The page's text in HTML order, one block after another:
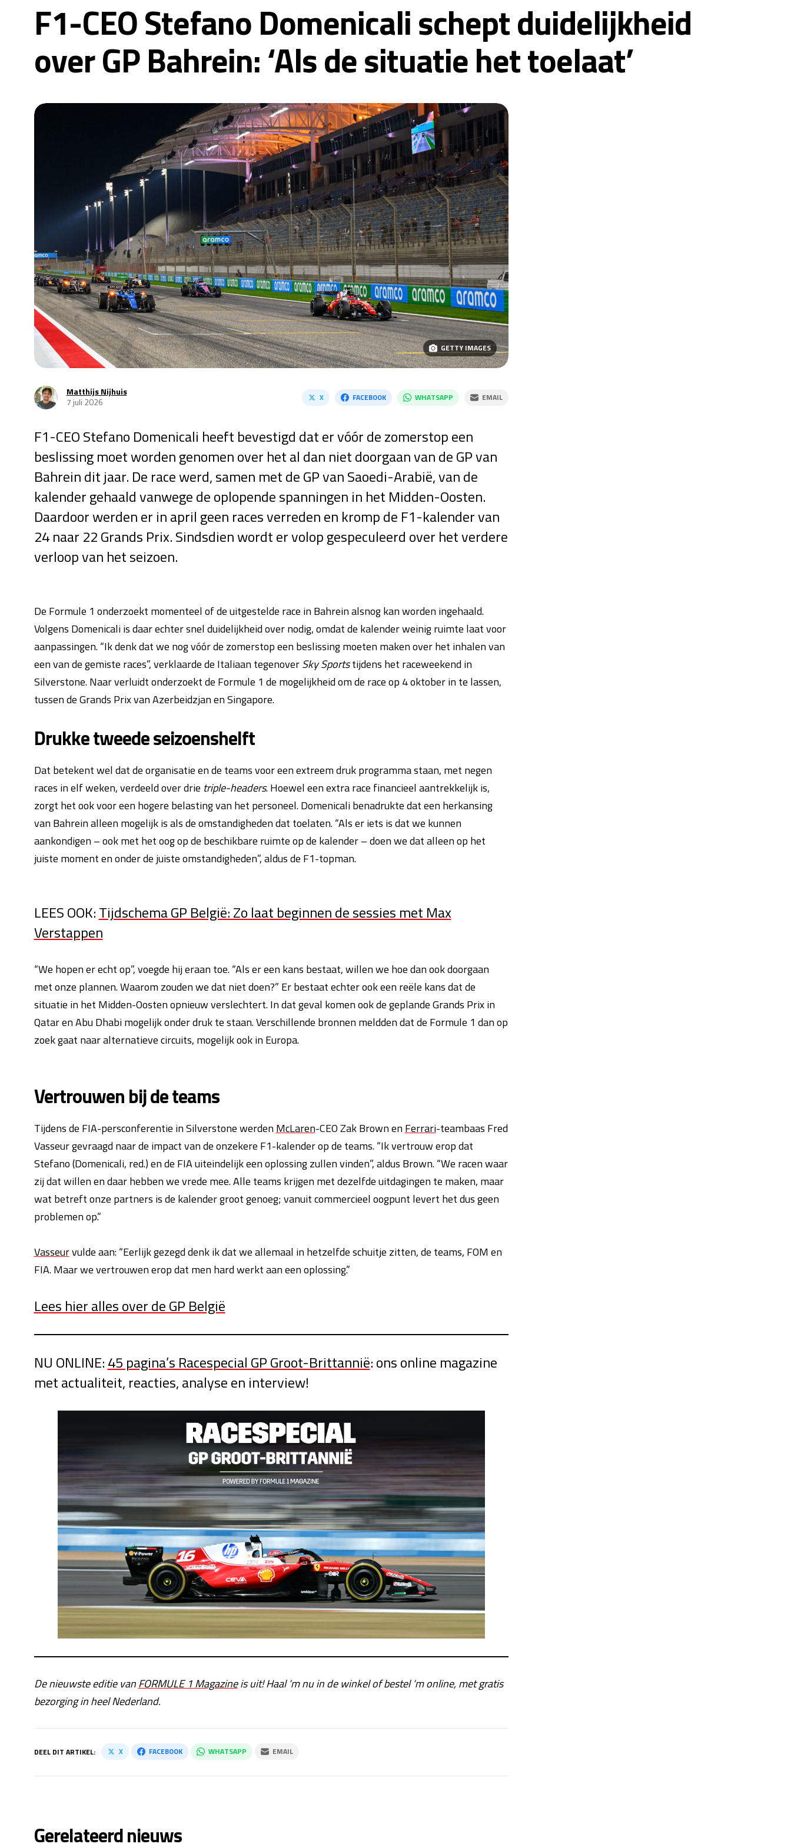
F1-CEO Stefano Domenicali schept duidelijkheid
over GP Bahrein: ‘Als de situatie het toelaat’
GETTY IMAGES
Matthijs Nijhuis
7 juli 2026
X FACEBOOK WHATSAPP EMAIL
F1-CEO Stefano Domenicali heeft bevestigd dat er vóór de zomerstop een
beslissing moet worden genomen over het al dan niet doorgaan van de GP van
Bahrein dit jaar. De race werd, samen met de GP van Saoedi-Arabië, van de
kalender gehaald vanwege de oplopende spanningen in het Midden-Oosten.
Daardoor werden er in april geen races verreden en kromp de F1-kalender van
24 naar 22 Grands Prix. Sindsdien wordt er volop gespeculeerd over het verdere
verloop van het seizoen.
De Formule 1 onderzoekt momenteel of de uitgestelde race in Bahrein alsnog kan worden ingehaald.
Volgens Domenicali is daar echter snel duidelijkheid over nodig, omdat de kalender weinig ruimte laat voor
aanpassingen. “Ik denk dat we nog vóór de zomerstop een beslissing moeten maken over het inhalen van
een van de gemiste races”, verklaarde de Italiaan tegenoverSky Sportstijdens het raceweekend in
Silverstone. Naar verluidt onderzoekt de Formule 1 de mogelijkheid om de race op 4 oktober in te lassen,
tussen de Grands Prix van Azerbeidzjan en Singapore.
Drukke tweede seizoenshelft
Dat betekent wel dat de organisatie en de teams voor een extreem druk programma staan, met negen
races in elf weken, verdeeld over drie triple-headers. Hoewel een extra race financieel aantrekkelijk is,
zorgt het ook voor een hogere belasting van het personeel. Domenicali benadrukte dat een herkansing
van Bahrein alleen mogelijk is als de omstandigheden dat toelaten. “Als er iets is dat we kunnen
aankondigen – ook met het oog op de beschikbare ruimte op de kalender – doen we dat alleen op het
juiste moment en onder de juiste omstandigheden”, aldus de F1-topman.
LEES OOK:Tijdschema GP België: Zo laat beginnen de sessies met Max
Verstappen
“We hopen er echt op”, voegde hij eraan toe. “Als er een kans bestaat, willen we hoe dan ook doorgaan
met onze plannen. Waarom zouden we dat niet doen?” Er bestaat echter ook een reële kans dat de
situatie in het Midden-Oosten opnieuw verslechtert. In dat geval komen ook de geplande Grands Prix in
Qatar en Abu Dhabi mogelijk onder druk te staan. Verschillende bronnen meldden dat de Formule 1 dan op
zoek gaat naar alternatieve circuits, mogelijk ook in Europa.
Vertrouwen bij de teams
Tijdens de FIA-persconferentie in Silverstone werdenMcLaren-CEO Zak Brown enFerrari-teambaas Fred
Vasseur gevraagd naar de impact van de onzekere F1-kalender op de teams. “Ik vertrouw erop dat
Stefano (Domenicali, red.) en de FIA ​​uiteindelijk een oplossing zullen vinden”, aldus Brown. “We racen waar
zij dat willen en daar hebben we vrede mee. Alle teams krijgen met dezelfde uitdagingen te maken, maar
wat betreft onze partners is de kalender groot genoeg; vanuit commercieel oogpunt levert het dus geen
problemen op.”
Vasseurvulde aan: “Eerlijk gezegd denk ik dat we allemaal in hetzelfde schuitje zitten, de teams, FOM en
FIA. Maar we vertrouwen erop dat men hard werkt aan een oplossing.”
Lees hier alles over de GP België
NU ONLINE:45 pagina’s Racespecial GP Groot-Brittannië: ons online magazine
met actualiteit, reacties, analyse en interview!
De nieuwste editie vanFORMULE 1 Magazineis uit! Haal ‘m nu in de winkel of bestel ‘m online, met gratis
bezorging in heel Nederland.
DEEL DIT ARTIKEL: X FACEBOOK WHATSAPP EMAIL
Gerelateerd nieuws